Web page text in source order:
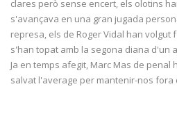
clares però sense encert, els olotins
s'avançava en una gran jugada
represa, els de Roger Vidal han
s'han topat amb la segona diana d'un
Ja en temps afegit, Marc Mas de penal
salvat l'average per mantenir-nos fora